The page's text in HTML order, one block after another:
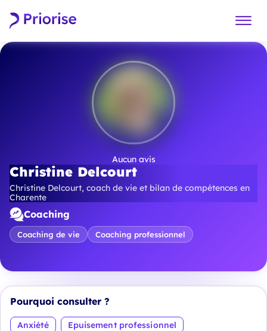
Aucun avis
Christine Delcourt
Christine Delcourt, coach de vie et bilan de compétences en
Charente
Coaching
Coaching de vie Coaching professionnel
Pourquoi consulter ?
Anxiété
Epuisement professionnel